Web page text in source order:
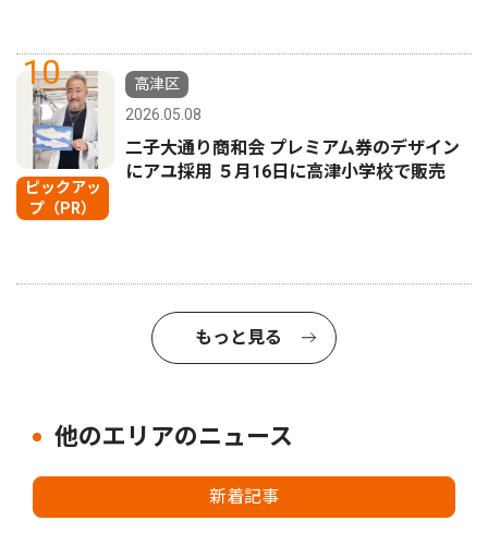
10
ピックアッ
プ（PR）
高津区
2026.05.08
二子大通り商和会 プレミアム券のデザイン
にアユ採用 ５月16日に高津小学校で販売
もっと見る
他のエリアのニュース
新着記事